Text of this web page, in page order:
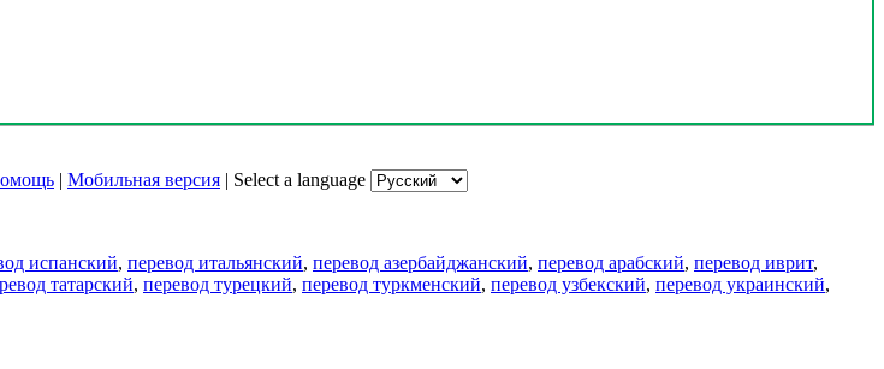
| Мобильная версия | Select a language
испанский, перевод итальянский, перевод азербайджанский, перевод арабский, перевод иврит,
татарский, перевод турецкий, перевод туркменский, перевод узбекский, перевод украинский,